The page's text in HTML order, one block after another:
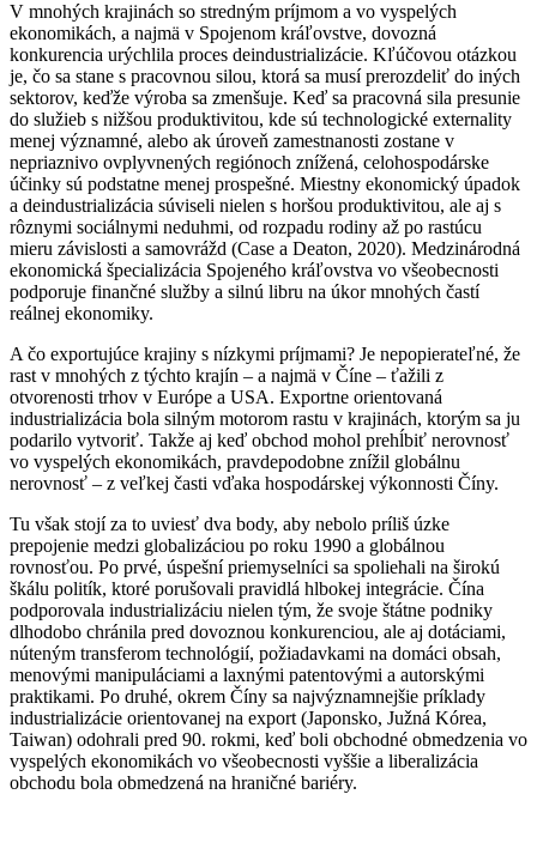
V mnohých krajinách so stredným príjmom a vo vyspelých
ekonomikách, a najmä v Spojenom kráľovstve, dovozná
konkurencia urýchlila proces deindustrializácie. Kľúčovou otázkou
je, čo sa stane s pracovnou silou, ktorá sa musí prerozdeliť do iných
sektorov, keďže výroba sa zmenšuje. Keď sa pracovná sila presunie
do služieb s nižšou produktivitou, kde sú technologické externality
menej významné, alebo ak úroveň zamestnanosti zostane v
nepriaznivo ovplyvnených regiónoch znížená, celohospodárske
účinky sú podstatne menej prospešné. Miestny ekonomický úpadok
a deindustrializácia súviseli nielen s horšou produktivitou, ale aj s
rôznymi sociálnymi neduhmi, od rozpadu rodiny až po rastúcu
mieru závislosti a samovrážd (Case a Deaton, 2020). Medzinárodná
ekonomická špecializácia Spojeného kráľovstva vo všeobecnosti
podporuje finančné služby a silnú libru na úkor mnohých častí
reálnej ekonomiky.
A čo exportujúce krajiny s nízkymi príjmami? Je nepopierateľné, že
rast v mnohých z týchto krajín – a najmä v Číne – ťažili z
otvorenosti trhov v Európe a USA. Exportne orientovaná
industrializácia bola silným motorom rastu v krajinách, ktorým sa ju
podarilo vytvoriť. Takže aj keď obchod mohol prehĺbiť nerovnosť
vo vyspelých ekonomikách, pravdepodobne znížil globálnu
nerovnosť – z veľkej časti vďaka hospodárskej výkonnosti Číny.
Tu však stojí za to uviesť dva body, aby nebolo príliš úzke
prepojenie medzi globalizáciou po roku 1990 a globálnou
rovnosťou. Po prvé, úspešní priemyselníci sa spoliehali na širokú
škálu politík, ktoré porušovali pravidlá hlbokej integrácie. Čína
podporovala industrializáciu nielen tým, že svoje štátne podniky
dlhodobo chránila pred dovoznou konkurenciou, ale aj dotáciami,
núteným transferom technológií, požiadavkami na domáci obsah,
menovými manipuláciami a laxnými patentovými a autorskými
praktikami. Po druhé, okrem Číny sa najvýznamnejšie príklady
industrializácie orientovanej na export (Japonsko, Južná Kórea,
Taiwan) odohrali pred 90. rokmi, keď boli obchodné obmedzenia vo
vyspelých ekonomikách vo všeobecnosti vyššie a liberalizácia
obchodu bola obmedzená na hraničné bariéry.